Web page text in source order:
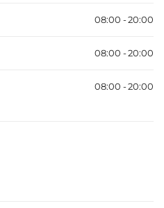
08:00 - 20:00
08:00 - 20:00
08:00 - 20:00